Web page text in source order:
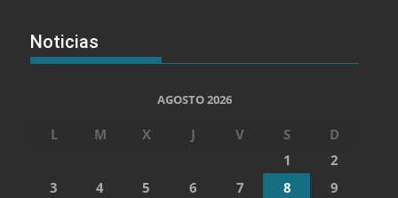
Noticias
AGOSTO 2026
L M X J V S
D
1
2
3
4 5 6 7 8
9